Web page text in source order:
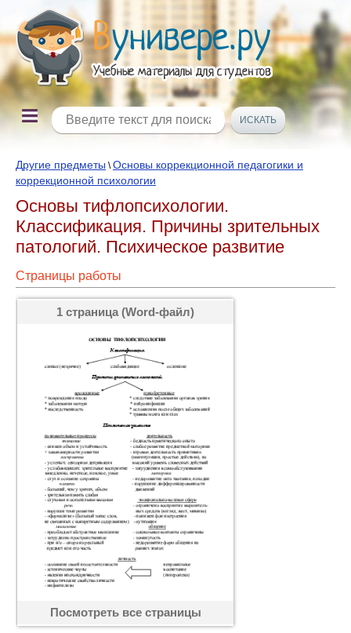
Другие предметы \Основы коррекционной педагогики и
коррекционной психологии
Основы тифлопсихологии.
Классификация. Причины зрительных
патологий. Психическое развитие
Страницы работы
1 страница (Word-файл)
Посмотреть все страницы